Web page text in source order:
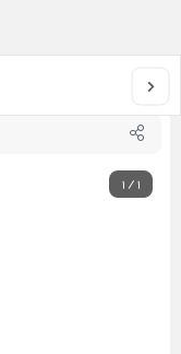
خانه
1/1